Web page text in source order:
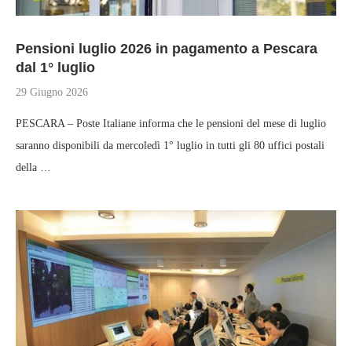
Pensioni luglio 2026 in pagamento a Pescara
dal 1° luglio
29 Giugno 2026
PESCARA – Poste Italiane informa che le pensioni del mese di luglio
saranno disponibili da mercoledì 1° luglio in tutti gli 80 uffici postali
della …